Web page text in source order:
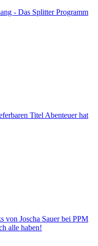
- Das Splitter Programm
Titel Abenteuer hat
Joscha Sauer bei PPM
alle haben!